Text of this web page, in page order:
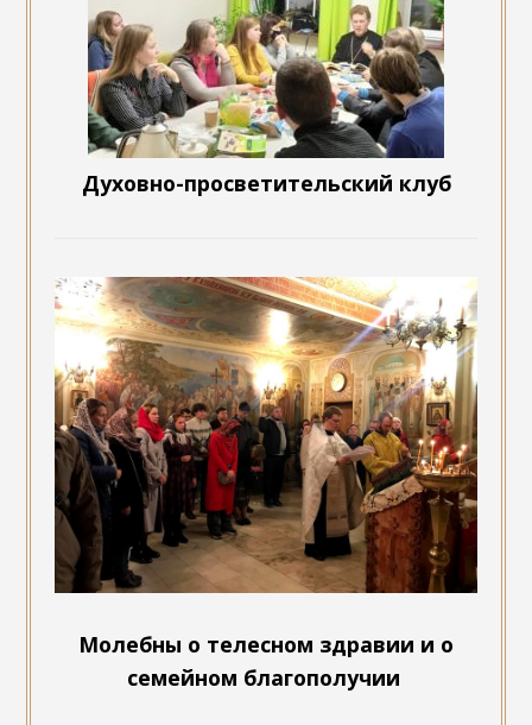
Духовно-просветительский клуб
Молебны о телесном здравии и о
семейном благополучии